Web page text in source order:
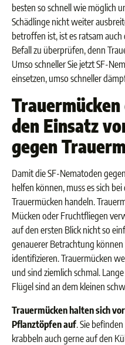
besten so schnell wie möglich
Schädlinge nicht weiter
betroffen ist, ist es ratsam
Befall zu überprüfen, denn
Umso schneller Sie jetzt SF-
einsetzen, umso schneller
den Einsatz
gegen
Damit die SF-Nematoden
helfen können, muss es sich
Trauermücken handeln.
Mücken oder Fruchtfliegen
auf den ersten Blick nicht so
genauerer Betrachtung können
identifizieren. Trauermücken
und sind ziemlich schmal.
Flügel sind an dem kleinen
Trauermücken halten sich
Pflanztöpfen auf. Sie
krabbeln auch gerne auf den